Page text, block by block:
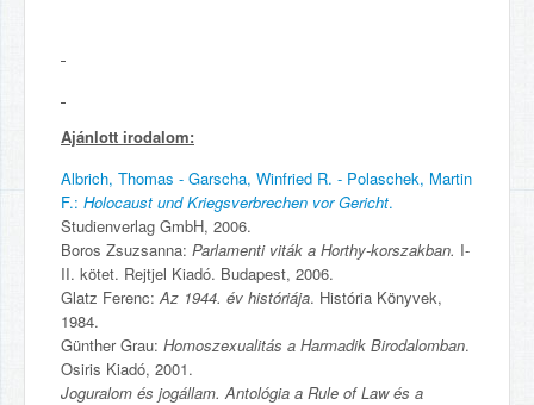
Ajánlott irodalom:
Albrich, Thomas - Garscha, Winfried R. - Polaschek, Martin
F.: Holocaust und Kriegsverbrechen vor Gericht.
Studienverlag GmbH, 2006.
Boros Zsuzsanna: Parlamenti viták a Horthy-korszakban. I-
II. kötet. Rejtjel Kiadó. Budapest, 2006.
Glatz Ferenc:Az 1944. év históriája. História Könyvek,
1984.
Günther Grau: Homoszexualitás a Harmadik Birodalomban.
Osiris Kiadó, 2001.
Joguralom és jogállam. Antológia a Rule of Law és a